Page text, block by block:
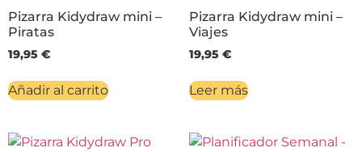
Pizarra Kidydraw mini –
Piratas
19,95 €
Añadir al carrito
Pizarra Kidydraw mini –
Viajes
19,95 €
Leer más